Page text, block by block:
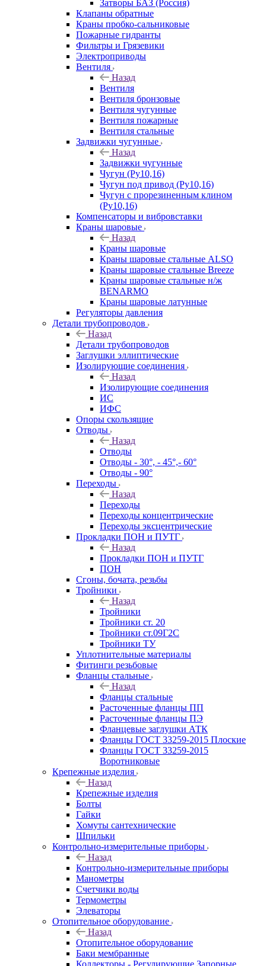
Затворы БАЗ (Россия)
Клапаны обратные
Краны пробко-сальниковые
Пожарные гидранты
Фильтры и Грязевики
Электроприводы
Вентиля
Назад
Вентиля
Вентиля бронзовые
Вентиля чугунные
Вентиля пожарные
Вентиля стальные
Задвижки чугунные
Назад
Задвижки чугунные
Чугун (Ру10,16)
Чугун под привод (Ру10,16)
Чугун с прорезиненным клином
(Ру10,16)
Компенсаторы и вибровставки
Краны шаровые
Назад
Краны шаровые
Краны шаровые стальные ALSO
Краны шаровые стальные Breeze
Краны шаровые стальные н/ж
BENARMO
Краны шаровые латунные
Регуляторы давления
Детали трубопроводов
Назад
Детали трубопроводов
Заглушки эллиптические
Изолирующие соединения
Назад
Изолирующие соединения
ИС
ИФС
Опоры скользящие
Отводы
Назад
Отводы
Отводы - 30°, - 45°,- 60°
Отводы - 90°
Переходы
Назад
Переходы
Переходы концентрические
Переходы эксцентрические
Прокладки ПОН и ПУТГ
Назад
Прокладки ПОН и ПУТГ
ПОН
Сгоны, бочата, резьбы
Тройники
Назад
Тройники
Тройники ст. 20
Тройники ст.09Г2С
Тройники ТУ
Уплотнительные материалы
Фитинги резьбовые
Фланцы стальные
Назад
Фланцы стальные
Расточенные фланцы ПП
Расточенные фланцы ПЭ
Фланцевые заглушки АТК
Фланцы ГОСТ 33259-2015 Плоские
Фланцы ГОСТ 33259-2015
Воротниковые
Крепежные изделия
Назад
Крепежные изделия
Болты
Гайки
Хомуты сантехнические
Шпильки
Контрольно-измерительные приборы
Назад
Контрольно-измерительные приборы
Манометры
Счетчики воды
Термометры
Элеваторы
Отопительное оборудование
Назад
Отопительное оборудование
Баки мембранные
Коллекторы - Регулирующие Запорные